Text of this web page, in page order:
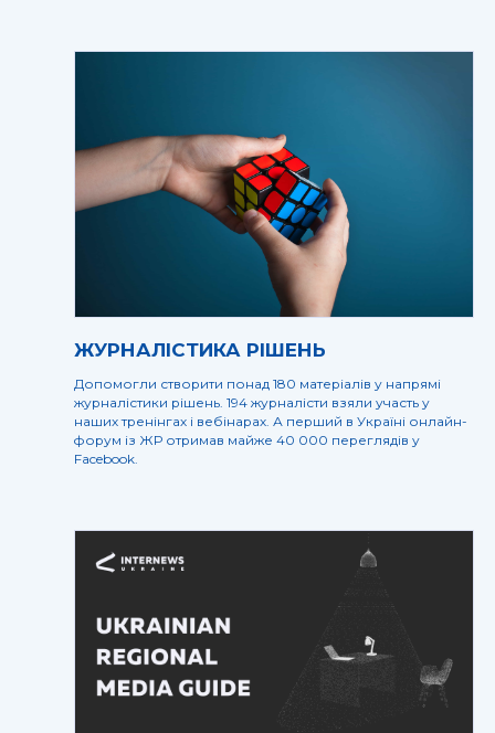
ЖУРНАЛІСТИКА РІШЕНЬ
Допомогли створити понад 180 матеріалів у напрямі
журналістики рішень. 194 журналісти взяли участь у
наших тренінгах і вебінарах. А перший в Україні онлайн-
форум із ЖР отримав майже 40 000 переглядів у
Facebook.